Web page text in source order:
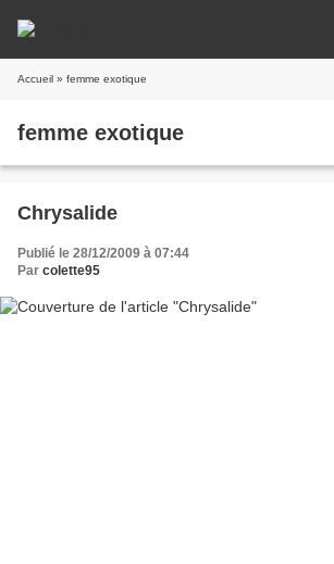
Accueil » femme exotique
femme exotique
Chrysalide
Publié le 28/12/2009 à 07:44
Par colette95